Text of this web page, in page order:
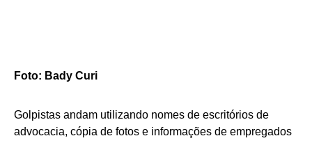
Foto: Bady Curi
Golpistas andam utilizando nomes de escritórios de
advocacia, cópia de fotos e informações de empregados